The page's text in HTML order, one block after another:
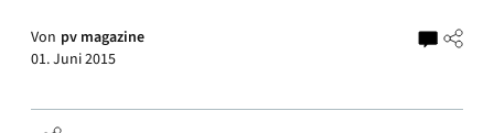
Von pv magazine
01. Juni 2015